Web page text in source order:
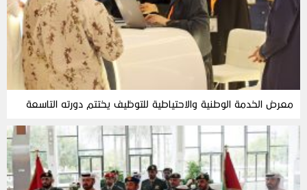
معرض الخدمة الوطنية والاحتياطية للتوظيف يختتم دورته التاسعة